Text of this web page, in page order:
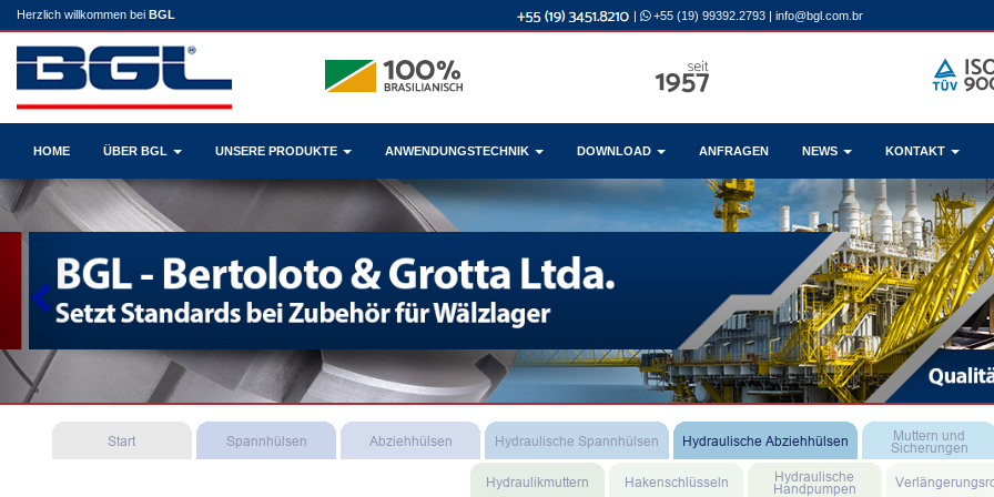
Herzlich willkommen bei BGL | +55 (19) 99392.2793 | info@bgl.com.br
HOME ÜBER BGL UNSERE PRODUKTE ANWENDUNGSTECHNIK DOWNLOAD ANFRAGEN NEWS KONTAKT
Previous